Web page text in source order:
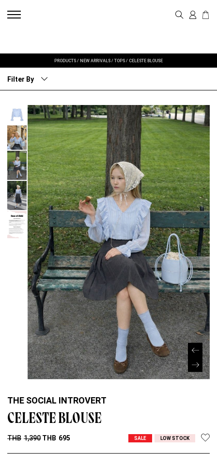
PRODUCTS / NEW ARRIVALS / TOPS / CELESTE BLOUSE
Filter By
THE SOCIAL INTROVERT
CELESTE BLOUSE
THB 1,390 THB 695 SALE LOW STOCK